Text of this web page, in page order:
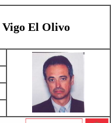
Vigo El Olivo